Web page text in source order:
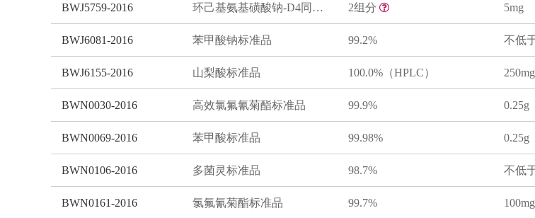
BWJ5759-2016 环己基氨基磺酸钠-D4同位素标准品 2组分 5mg
BWJ6081-2016 苯甲酸钠标准品 99.2%
BWJ6155-2016 山梨酸标准品 100.0%（HPLC） 250mg
BWN0030-2016 高效氯氟氰菊酯标准品 99.9% 0.25g
BWN0069-2016 苯甲酸标准品 99.98% 0.25g
BWN0106-2016 多菌灵标准品 98.7%
BWN0161-2016 氯氟氰菊酯标准品 99.7% 100mg